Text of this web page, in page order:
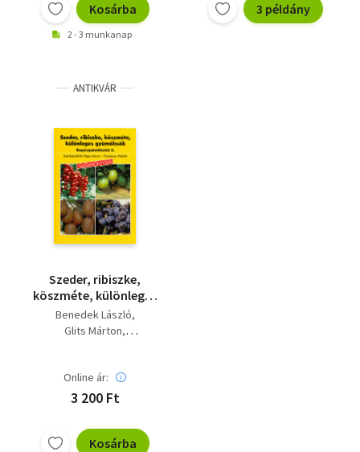
Kosárba
2 - 3 munkanap
3 példány
ANTIKVÁR
Szeder, ribiszke,
köszméte, különleges
gyümölcsök
Benedek László
Glits Márton
Papp János
Pénzes Béla
Dr. Petrányi István
Dr. Porpáczy Aladárné
Online ár:
3 200 Ft
Kosárba